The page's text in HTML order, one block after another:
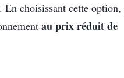
. En choisissant cette option,
au prix réduit de